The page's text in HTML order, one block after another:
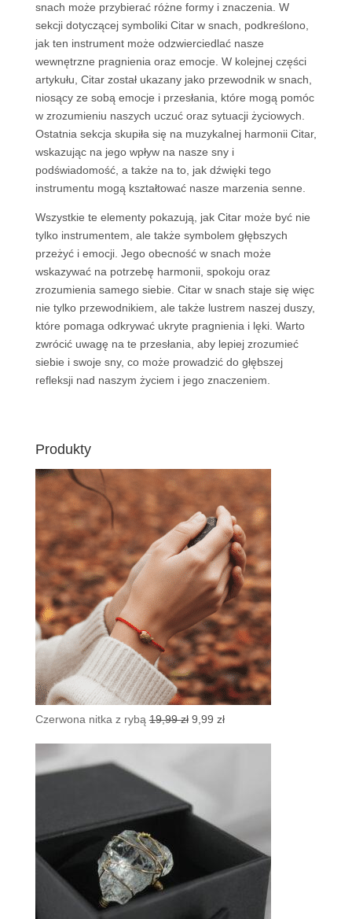
snach może przybierać różne formy i znaczenia. W
sekcji dotyczącej symboliki Citar w snach, podkreślono,
jak ten instrument może odzwierciedlać nasze
wewnętrzne pragnienia oraz emocje. W kolejnej części
artykułu, Citar został ukazany jako przewodnik w snach,
niosący ze sobą emocje i przesłania, które mogą pomóc
w zrozumieniu naszych uczuć oraz sytuacji życiowych.
Ostatnia sekcja skupiła się na muzykalnej harmonii Citar,
wskazując na jego wpływ na nasze sny i
podświadomość, a także na to, jak dźwięki tego
instrumentu mogą kształtować nasze marzenia senne.
Wszystkie te elementy pokazują, jak Citar może być nie
tylko instrumentem, ale także symbolem głębszych
przeżyć i emocji. Jego obecność w snach może
wskazywać na potrzebę harmonii, spokoju oraz
zrozumienia samego siebie. Citar w snach staje się więc
nie tylko przewodnikiem, ale także lustrem naszej duszy,
które pomaga odkrywać ukryte pragnienia i lęki. Warto
zwrócić uwagę na te przesłania, aby lepiej zrozumieć
siebie i swoje sny, co może prowadzić do głębszej
refleksji nad naszym życiem i jego znaczeniem.
Produkty
Czerwona nitka z rybą 19,99zł Pierwotna
9,99 złAktualna